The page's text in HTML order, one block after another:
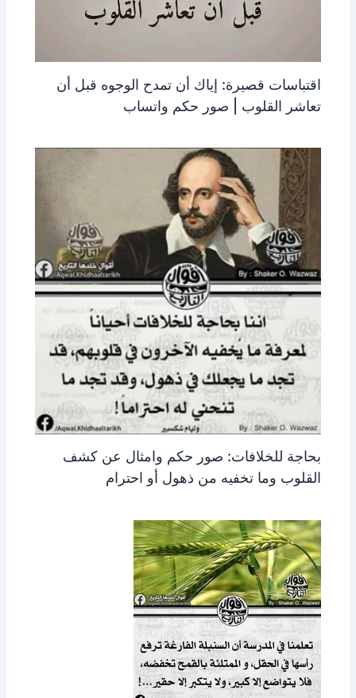
اقتباسات قصيرة: إياك أن تمدح الوجوه قبل أن
تعاشر القلوب | صور حكم واتساب
بحاجة للخلافات: صور حكم وامثال عن كشف
القلوب وما تخفيه من ذهول أو احترام